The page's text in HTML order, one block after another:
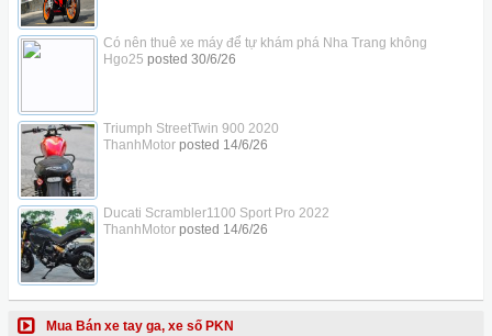
Có nên thuê xe máy để tự khám phá Nha Trang không
Hgo25 posted 30/6/26
Triumph StreetTwin 900 2020
ThanhMotorposted 14/6/26
Ducati Scrambler1100 Sport Pro 2022
ThanhMotorposted 14/6/26
Mua Bán xe tay ga, xe số PKN